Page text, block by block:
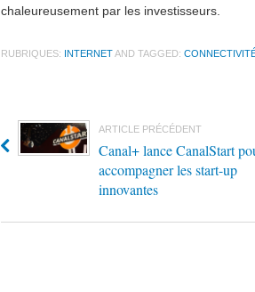
chaleureusement par les investisseurs.
RUBRIQUES: INTERNETAND TAGGED:
ARTICLE PRÉCÉDENT
Canal+ lance CanalStart
accompagner les start-up
innovantes